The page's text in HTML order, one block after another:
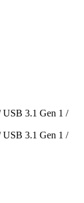
USB 3.1 Gen 1 /
USB 3.1 Gen 1 /